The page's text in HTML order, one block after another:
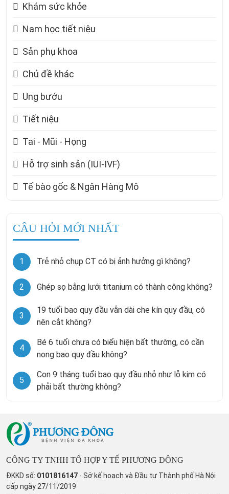
Khám sức khỏe
Nam học tiết niệu
Sản phụ khoa
Chủ đề khác
Ung bướu
Tiết niệu
Tai - Mũi - Họng
Hỗ trợ sinh sản (IUI-IVF)
Tế bào gốc & Ngân Hàng Mô
CÂU HỎI MỚI NHẤT
1 Trẻ nhỏ chụp CT có bị ảnh hưởng gì không?
2 Ghép sọ bằng lưới titanium có thành công không?
3
19 tuổi bao quy đầu vẫn dài che kín quy đầu, có
nên cắt không?
4
Bé 6 tuổi chưa có biểu hiện bất thường, có cần
nong bao quy đầu không?
5
Con 9 tháng tuổi bao quy đầu nhỏ như lỗ kim có
phải bất thường không?
CÔNG TY TNHH TỔ HỢP Y TẾ PHƯƠNG ĐÔNG
ĐKKD số: 0101816147 - Sở kế hoạch và Đầu tư Thành phố Hà Nội
cấp ngày 27/11/2019